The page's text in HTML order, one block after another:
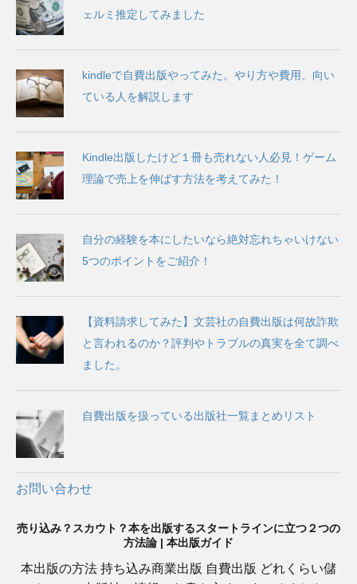
ェルミ推定してみました
kindleで自費出版やってみた。やり方や費用、向い
ている人を解説します
Kindle出版したけど１冊も売れない人必見！ゲーム
理論で売上を伸ばす方法を考えてみた！
自分の経験を本にしたいなら絶対忘れちゃいけない
5つのポイントをご紹介！
【資料請求してみた】文芸社の自費出版は何故詐欺
と言われるのか？評判やトラブルの真実を全て調べ
ました。
自費出版を扱っている出版社一覧まとめリスト
お問い合わせ
売り込み？スカウト？本を出版するスタートラインに立つ２つの
方法論 | 本出版ガイド
本出版の方法 持ち込み商業出版 自費出版 どれくらい儲